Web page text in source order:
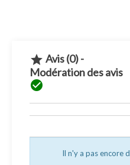
 Avis (0) -
Modération des avis

Il n'y a pas encore